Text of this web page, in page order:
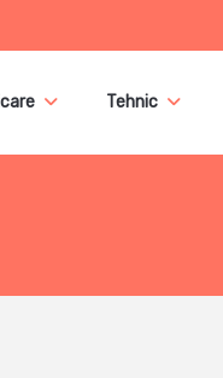
Tehnic